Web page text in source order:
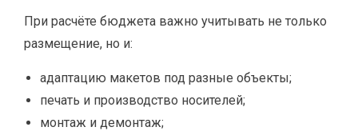
При расчёте бюджета важно учитывать не только
размещение, но и:
адаптацию макетов под разные объекты;
печать и производство носителей;
монтаж и демонтаж;